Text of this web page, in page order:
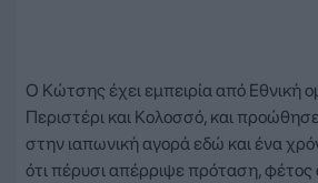
Ο Κώτσης έχει εμπειρία από Εθνική
Περιστέρι και Κολοσσό, και
στην ιαπωνική αγορά εδώ και ένα
ότι πέρυσι απέρριψε πρόταση,